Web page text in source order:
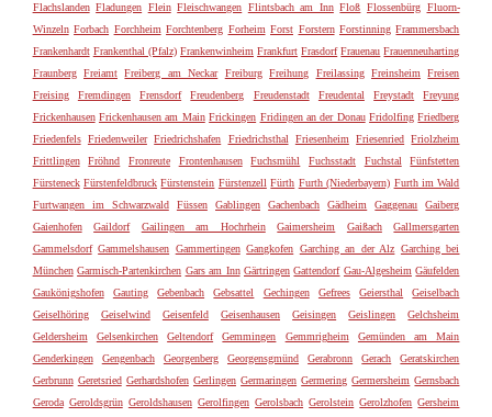
Flachslanden Fladungen Flein Fleischwangen Flintsbach am Inn Floß Flossenbürg Fluorn-
Winzeln Forbach Forchheim Forchtenberg Forheim Forst Forstern Forstinning Frammersbach
Frankenhardt Frankenthal (Pfalz) Frankenwinheim Frankfurt Frasdorf Frauenau Frauenneuharting
Fraunberg Freiamt Freiberg am Neckar Freiburg Freihung Freilassing Freinsheim
Freisen
Freising
Fremdingen Frensdorf Freudenberg Freudenstadt Freudental Freystadt
Freyung
Frickenhausen Frickenhausen am Main Frickingen Fridingen an der Donau Fridolfing Friedberg
Friedenfels Friedenweiler Friedrichshafen Friedrichsthal Friesenheim Friesenried Friolzheim
Frittlingen
Fröhnd Fronreute Frontenhausen Fuchsmühl Fuchsstadt Fuchstal
Fünfstetten
Fürsteneck Fürstenfeldbruck Fürstenstein Fürstenzell Fürth Furth (Niederbayern) Furth im Wald
Furtwangen im Schwarzwald
Füssen Gablingen Gachenbach Gädheim Gaggenau
Gaiberg
Gaienhofen
Gaildorf Gailingen am Hochrhein Gaimersheim Gaißach
Gallmersgarten
Gammelsdorf Gammelshausen Gammertingen Gangkofen Garching an der Alz Garching bei
München Garmisch-Partenkirchen Gars am Inn Gärtringen Gattendorf Gau-Algesheim Gäufelden
Gaukönigshofen
Gauting Gebenbach Gebsattel Gechingen Gefrees Geiersthal
Geiselbach
Geiselhöring
Geiselwind Geisenfeld Geisenhausen Geisingen Geislingen
Gelchsheim
Geldersheim
Gelsenkirchen Geltendorf Gemmingen Gemmrigheim
Gemünden am Main
Genderkingen
Gengenbach Georgenberg Georgensgmünd Gerabronn Gerach
Geratskirchen
Gerbrunn Geretsried Gerhardshofen Gerlingen Germaringen Germering Germersheim Gernsbach
Geroda Geroldsgrün Geroldshausen Gerolfingen Gerolsbach Gerolstein Gerolzhofen Gersheim